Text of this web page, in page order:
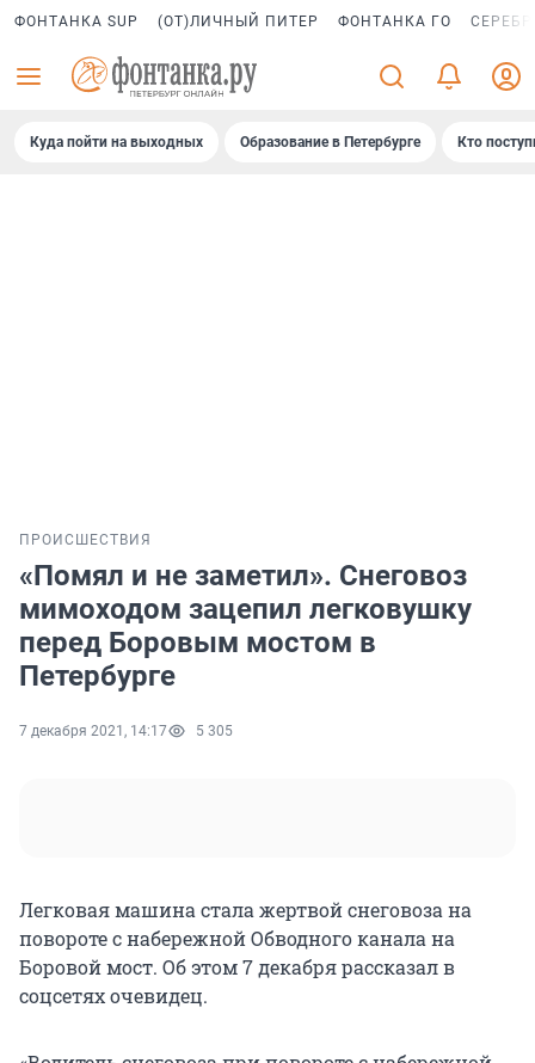
ФОНТАНКА SUP (ОТ)ЛИЧНЫЙ ПИТЕР ФОНТАНКА ГО
Куда пойти на выходных Образование в Петербурге Кто
ПРОИСШЕСТВИЯ
«Помял и не заметил». Снеговоз
мимоходом зацепил легковушку
перед Боровым мостом в
Петербурге
7 декабря 2021, 14:17 5 305
Легковая машина стала жертвой снеговоза на
повороте с набережной Обводного канала на
Боровой мост. Об этом 7 декабря рассказал в
соцсетях очевидец.